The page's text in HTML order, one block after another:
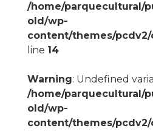
/home/parquecultural/
old/wp-
content/themes/
line 14
Warning: Undefined
/home/parquecultural/
old/wp-
content/themes/